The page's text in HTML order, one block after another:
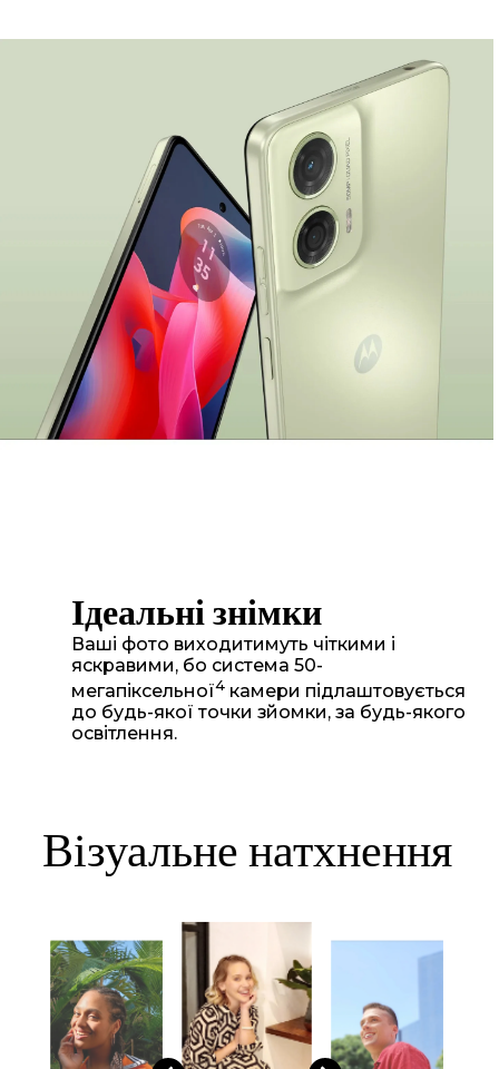
Ідеальні знімки
Ваші фото виходитимуть чіткими і
яскравими, бо система 50-
мегапіксельної4 камери підлаштовується
до будь-якої точки зйомки, за будь-якого
освітлення.
Візуальне натхнення